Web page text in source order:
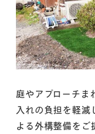
庭やアプローチま
入れの負担を軽減
よる外構整備をご